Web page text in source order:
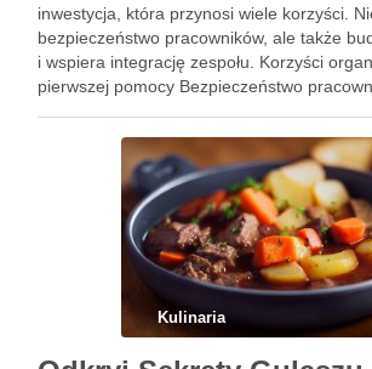
inwestycja, która przynosi wiele korzyści.
bezpieczeństwo pracowników, ale także
i wspiera integrację zespołu. Korzyści
pierwszej pomocy Bezpieczeństwo
skutecznie reagować w sytuacjach
Kulinaria